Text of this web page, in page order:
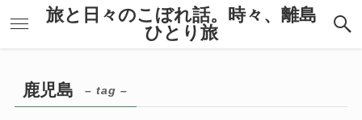
旅と日々のこぼれ話。時々、離島
ひとり旅
鹿児島 – tag –